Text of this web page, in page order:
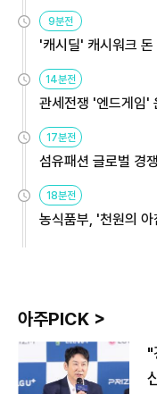
9분전
'캐시딜' 캐시워크
14분전
관세전쟁 '엔드게임'
용해야
17분전
섬유패션 글로벌 경
원
18분전
농식품부, '천원의
아주PICK >
"